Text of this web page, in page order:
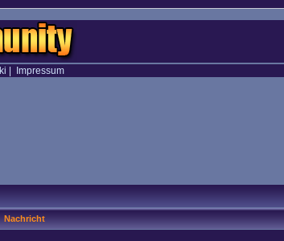
Impressum
Nachricht